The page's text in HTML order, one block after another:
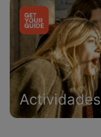
Actividades